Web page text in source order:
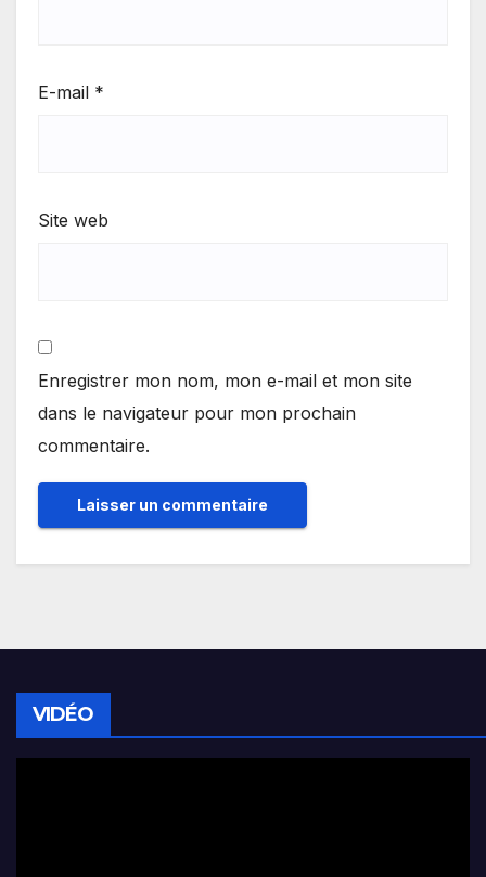
E-mail *
Site web
Enregistrer mon nom, mon e-mail et mon site
dans le navigateur pour mon prochain
commentaire.
VIDÉO